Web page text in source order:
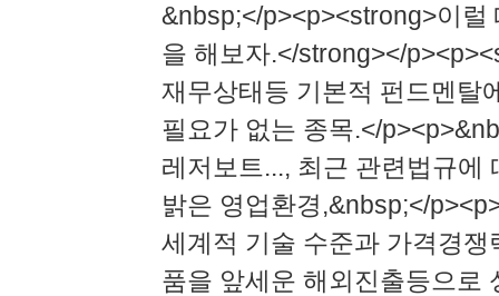
&nbsp;</p><p><strong>이
을 해보자.</strong></
재무상태등 기본적 펀드멘탈
필요가 없는 종목.</
레저보트..., 최근 관련법규에
밝은 영업환경,&nbsp;</
세계적 기술 수준과 가격경
품을 앞세운 해외진출등으로